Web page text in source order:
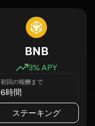
BNB
3% APY
初回の報酬まで
6時間
ステーキング